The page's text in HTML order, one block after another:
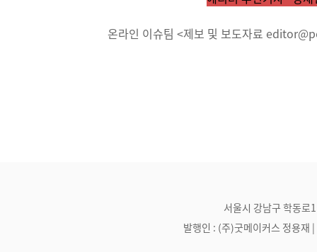
온라인 이슈팀 <제보 및 보도자료
서울시 강남구 학동
발행인 : (주)굿메이커스 정용